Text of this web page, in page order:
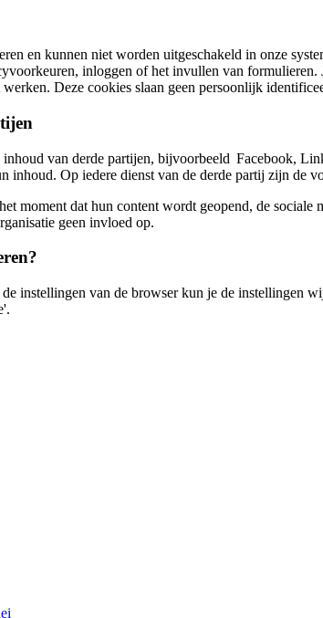
en kunnen niet worden uitgeschakeld in onze
inloggen of het invullen van
Deze cookies slaan geen persoonlijk
van derde partijen, bijvoorbeeld Facebook,
inhoud. Op iedere dienst van de derde partij zijn de
moment dat hun content wordt geopend, de
geen invloed op.
instellingen van de browser kun je de instellingen